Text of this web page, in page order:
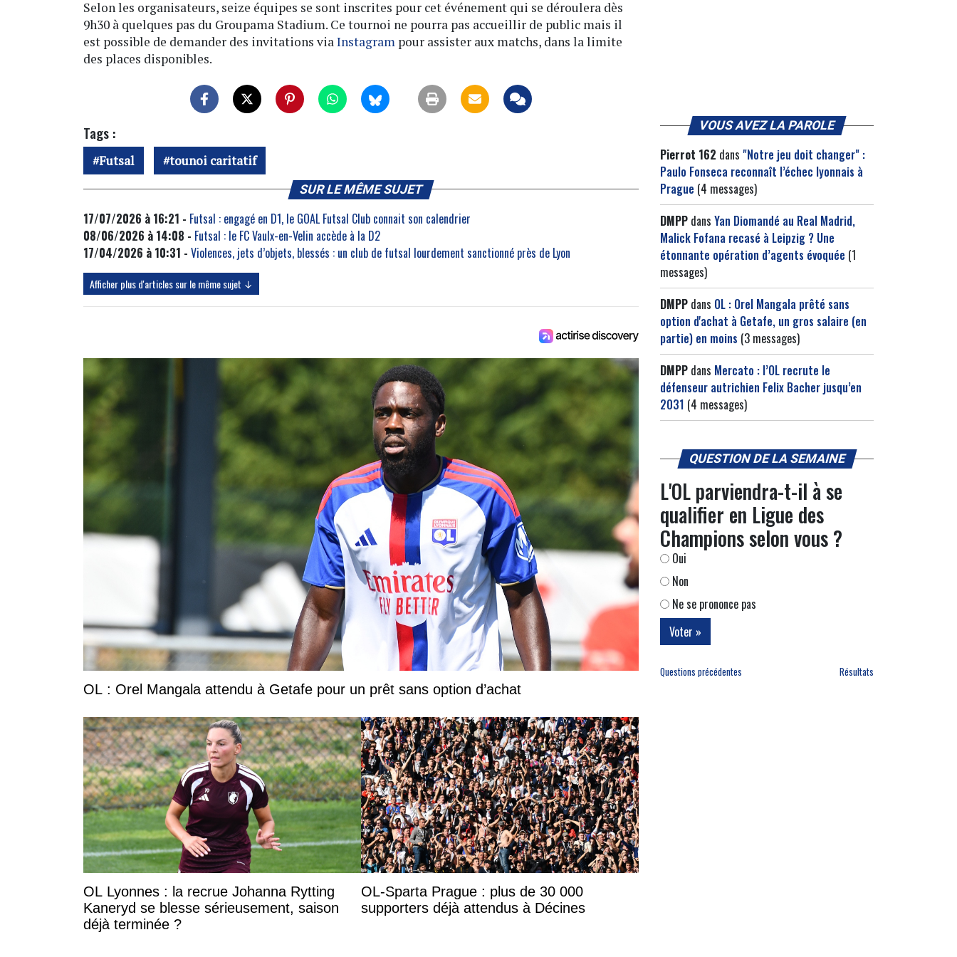
Selon les organisateurs, seize équipes se sont inscrites pour cet événement qui se déroulera dès
9h30 à quelques pas du Groupama Stadium. Ce tournoi ne pourra pas accueillir de public mais il
est possible de demander des invitations viaInstagram pour assister aux matchs, dans la limite
des places disponibles.
Tags :
Futsal tounoi caritatif
SUR LE MÊME SUJET
17/07/2026 à 16:21 - Futsal : engagé en D1, le GOAL Futsal Club connait son calendrier
08/06/2026 à 14:08 - Futsal : le FC Vaulx-en-Velin accède à la D2
17/04/2026 à 10:31 - Violences, jets d’objets, blessés : un club de futsal lourdement sanctionné près de Lyon
Afficher plus d'articles sur le même sujet ↓
OL : Orel Mangala attendu à Getafe pour un prêt sans option d’achat
OL Lyonnes : la recrue Johanna Rytting
Kaneryd se blesse sérieusement, saison
déjà terminée ?
OL-Sparta Prague : plus de 30 000
supporters déjà attendus à Décines
VOUS AVEZ LA PAROLE
Pierrot 162 dans "Notre jeu doit changer" :
Paulo Fonseca reconnaît l’échec lyonnais à
Prague (4 messages)
DMPP dans Yan Diomandé au Real Madrid,
Malick Fofana recasé à Leipzig ? Une
étonnante opération d’agents évoquée (1
messages)
DMPP dans OL : Orel Mangala prêté sans
option d'achat à Getafe, un gros salaire (en
partie) en moins (3 messages)
DMPP dans Mercato : l’OL recrute le
défenseur autrichien Felix Bacher jusqu’en
2031 (4 messages)
QUESTION DE LA SEMAINE
L'OL parviendra-t-il à se
qualifier en Ligue des
Champions selon vous ?
Oui
Non
Ne se prononce pas
Questions précédentes Résultats